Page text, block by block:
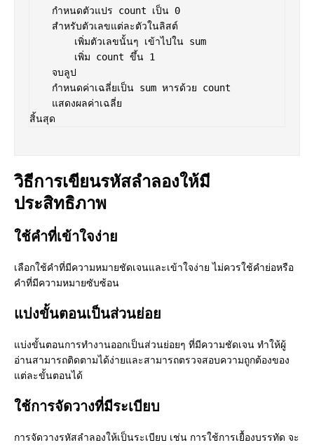
วิธีการเขียนรหัสลำลองให้มี
ประสิทธิภาพ
ใช้คำที่เข้าใจง่าย
เลือกใช้คำที่มีความหมายชัดเจนและเข้าใจง่าย ไม่ควรใช้คำย่อหรือ
คำที่มีความหมายซับซ้อน
แบ่งขั้นตอนเป็นส่วนย่อย
แบ่งขั้นตอนการทำงานออกเป็นส่วนย่อยๆ ที่มีความชัดเจน ทำให้ผู้
อ่านสามารถติดตามได้ง่ายและสามารถตรวจสอบความถูกต้องของ
แต่ละขั้นตอนได้
ใช้การจัดวางที่มีระเบียบ
การจัดวางรหัสลำลองให้เป็นระเบียบ เช่น การใช้การเยื้องบรรทัด จะ